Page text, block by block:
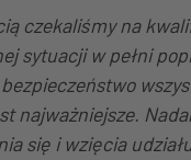
czekaliśmy na
sytuacji w pełni
najważniejsze.
się i wzięcia